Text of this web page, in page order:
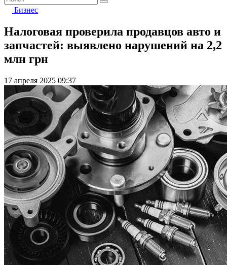
Бизнес
Налоговая проверила продавцов авто и
запчастей: выявлено нарушений на 2,2
млн грн
17 апреля 2025 09:37